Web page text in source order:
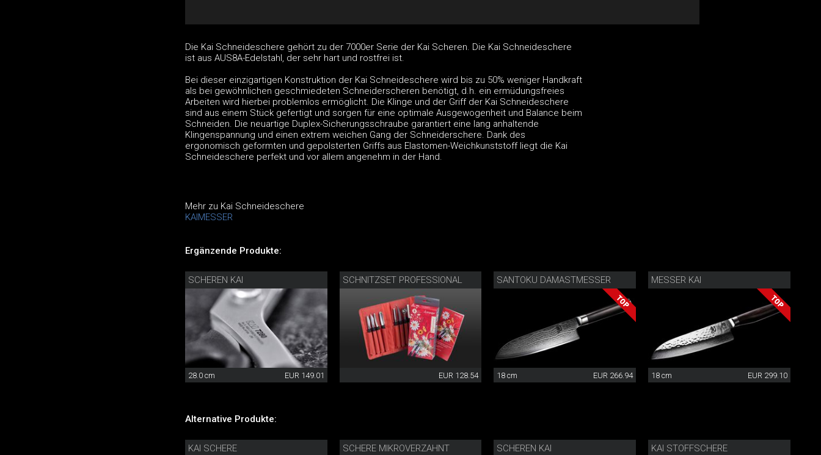
Die Kai Schneideschere gehört zu der 7000er Serie der Kai Scheren. Die Kai Schneideschere
ist aus AUS8A-Edelstahl, der sehr hart und rostfrei ist.
Bei dieser einzigartigen Konstruktion der Kai Schneideschere wird bis zu 50% weniger Handkraft
als bei gewöhnlichen geschmiedeten Schneiderscheren benötigt, d.h. ein ermüdungsfreies
Arbeiten wird hierbei problemlos ermöglicht. Die Klinge und der Griff der Kai Schneideschere
sind aus einem Stück gefertigt und sorgen für eine optimale Ausgewogenheit und Balance beim
Schneiden. Die neuartige Duplex-Sicherungsschraube garantiert eine lang anhaltende
Klingenspannung und einen extrem weichen Gang der Schneiderschere. Dank des
ergonomisch geformten und gepolsterten Griffs aus Elastomen-Weichkunststoff liegt die Kai
Schneideschere perfekt und vor allem angenehm in der Hand.
Mehr zu Kai Schneideschere
KAIMESSER
Ergänzende Produkte:
SCHEREN KAI
28.0 cm EUR 149.01
SCHNITZSET PROFESSIONAL
EUR 128.54
SANTOKU DAMASTMESSER
18 cm EUR 266.94
MESSER KAI
18 cm EUR 299.10
Alternative Produkte:
KAI SCHERE SCHERE MIKROVERZAHNT SCHEREN KAI KAI STOFFSCHERE